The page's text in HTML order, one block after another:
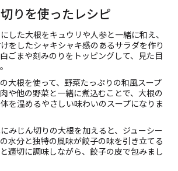
りを使ったレシピ
した大根をキュウリや人参と一緒に和え、
をしたシャキシャキ感のあるサラダを作り
ごまや刻みのりをトッピングして、見た目
大根を使って、野菜たっぷりの和風スープ
や他の野菜と一緒に煮込むことで、大根の
を温めるやさしい味わいのスープになりま
みじん切りの大根を加えると、ジューシー
水分と独特の風味が餃子の味を引き立てる
適切に調味しながら、餃子の皮で包みまし